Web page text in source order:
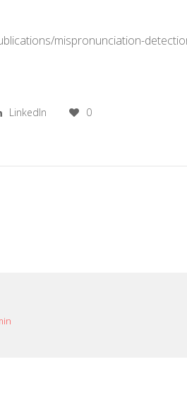
mispronunciation-
LinkedIn 0